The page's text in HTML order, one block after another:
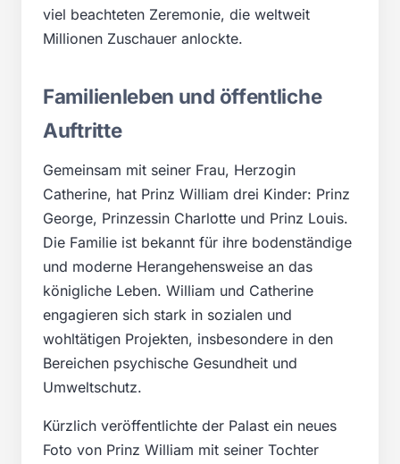
viel beachteten Zeremonie, die weltweit
Millionen Zuschauer anlockte.
Familienleben und öffentliche
Auftritte
Gemeinsam mit seiner Frau, Herzogin
Catherine, hat Prinz William drei Kinder: Prinz
George, Prinzessin Charlotte und Prinz Louis.
Die Familie ist bekannt für ihre bodenständige
und moderne Herangehensweise an das
königliche Leben. William und Catherine
engagieren sich stark in sozialen und
wohltätigen Projekten, insbesondere in den
Bereichen psychische Gesundheit und
Umweltschutz.
Kürzlich veröffentlichte der Palast ein neues
Foto von Prinz William mit seiner Tochter